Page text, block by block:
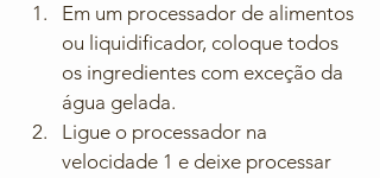
Em um processador de alimentos
ou liquidificador, coloque todos
os ingredientes com exceção da
água gelada.
Ligue o processador na
velocidade 1 e deixe processar